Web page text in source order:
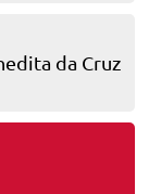
da Cruz